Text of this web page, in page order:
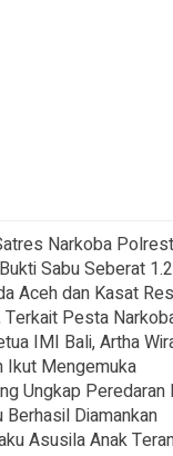
Narkoba
Sabu Seberat
Aceh dan Kasat
Terkait Pesta
IMI Bali, Artha
Ikut Mengemuka
Ungkap Peredaran
Diamankan
Asusila Anak